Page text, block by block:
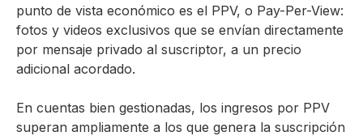
punto de vista económico es el PPV, o Pay-Per-View:
fotos y videos exclusivos que se envían directamente
por mensaje privado al suscriptor, a un precio
adicional acordado.
En cuentas bien gestionadas, los ingresos por PPV
superan ampliamente a los que genera la suscripción